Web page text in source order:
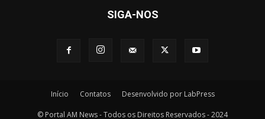
SIGA-NOS
Início Contatos Desenvolvido por LabPress
© Portal AM News - Todos os Direitos Reservados - 2024